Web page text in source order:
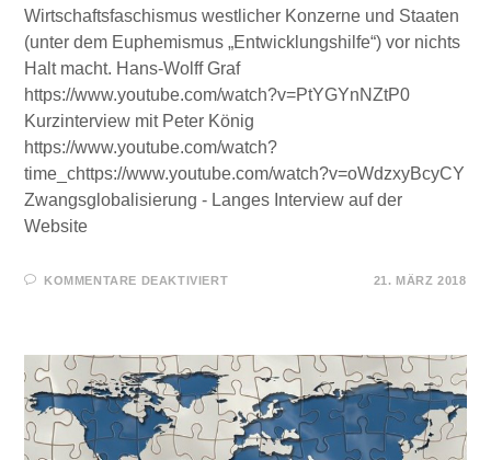
Wirtschaftsfaschismus westlicher Konzerne und Staaten
(unter dem Euphemismus „Entwicklungshilfe“) vor nichts
Halt macht. Hans-Wolff Graf
https://www.youtube.com/watch?v=PtYGYnNZtP0
Kurzinterview mit Peter König
https://www.youtube.com/watch?
time_chttps://www.youtube.com/watch?v=oWdzxyBcyCY
Zwangsglobalisierung - Langes Interview auf der
Website
KOMMENTARE DEAKTIVIERTFÜR
MIT
EX-
WELTBANKER
PETER
KOENIG
21. MÄRZ 2018